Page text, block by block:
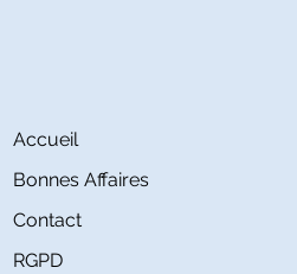
Accueil
Bonnes Affaires
Contact
RGPD